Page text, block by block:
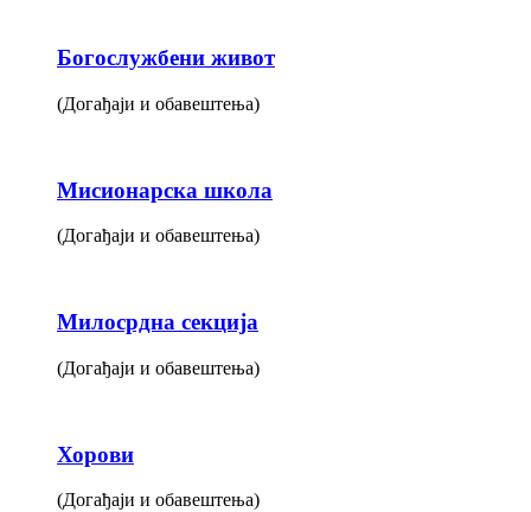
Богослужбени живот
(Догађаји и обавештења)
Мисионарска школа
(Догађаји и обавештења)
Милосрдна секција
(Догађаји и обавештења)
Хорови
(Догађаји и обавештења)